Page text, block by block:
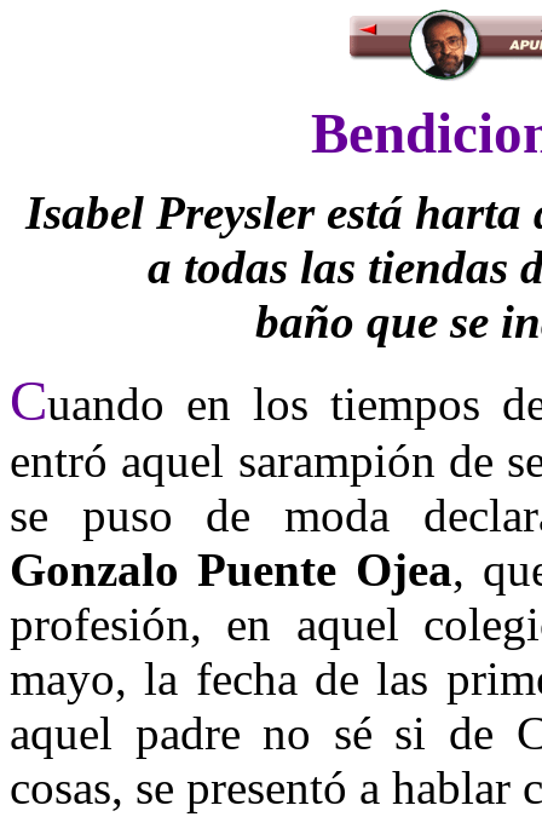
Isabel Preysler está
a todas las tiendas
baño que se
Cuando en los tiempos
entró aquel sarampión de
se puso de moda
Gonzalo Puente Ojea,
profesión, en aquel
mayo, la fecha de las
aquel padre no sé si de
cosas, se presentó a hablar